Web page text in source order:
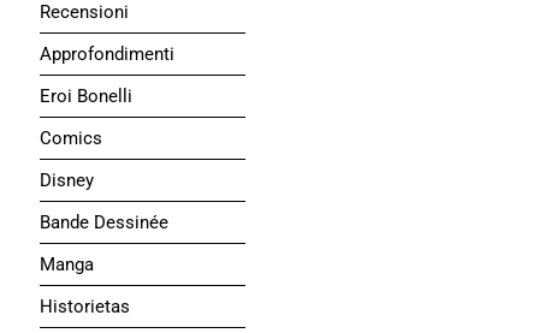
Recensioni
Approfondimenti
Eroi Bonelli
Comics
Disney
Bande Dessinée
Manga
Historietas